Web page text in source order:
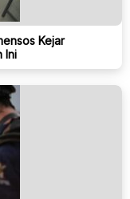
Kejar
Ini